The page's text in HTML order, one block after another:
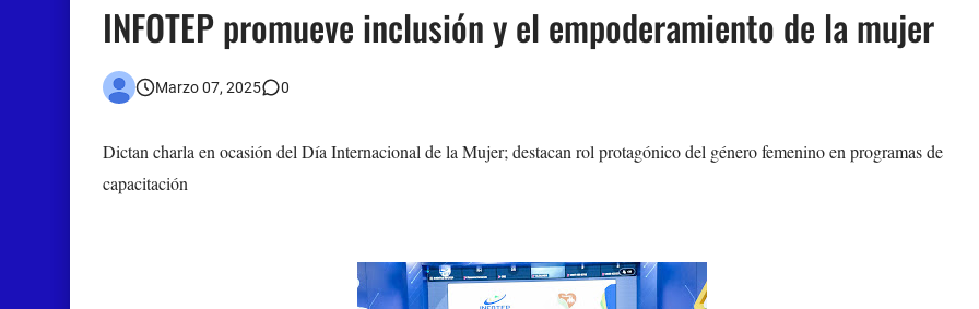
𝗥𝗲𝗴𝗿𝗲𝘀𝗮 𝗮𝗹 𝗽𝗮í𝘀 𝗱𝗲𝗹𝗲𝗴𝗮𝗰𝗶ó𝗻 𝗱𝗼𝗺𝗶𝗻𝗶𝗰𝗮𝗻𝗮 𝗾𝘂𝗲 𝗽𝗮𝗿𝘁𝗶𝗰𝗶𝗽ó 𝗲𝗻 𝗝𝘂𝗲𝗴𝗼𝘀 𝗣𝗮𝗻𝗮𝗺𝗲𝗿𝗶𝗰𝗮𝗻𝗼𝘀 𝗝𝘂𝗻𝗶𝗼𝗿 𝗲𝗻
Otro muerto en el Municipio de Cabral por Accidente de Tránsito
INFOTEP promueve inclusión y el empoderamiento de la mujer
Marzo 07, 2025 0
Dictan charla en ocasión del Día Internacional de la Mujer; destacan rol protagónico del género femenino en programas de
capacitación